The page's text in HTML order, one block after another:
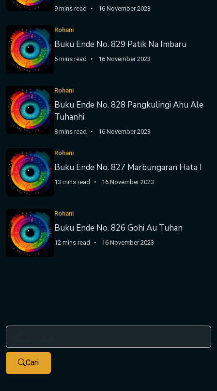
9 mins read 16 November 2023
Rohani
Buku Ende No. 829 Patik Na Imbaru
6 mins read 16 November 2023
Rohani
Buku Ende No. 828 Pangkulingi Ahu Ale
Tuhanhi
8 mins read 16 November 2023
Rohani
Buku Ende No. 827 Marbungaran Hata I
13 mins read 16 November 2023
Rohani
Buku Ende No. 826 Gohi Au Tuhan
12 mins read 16 November 2023
Cari